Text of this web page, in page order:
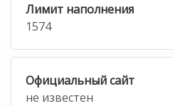
Лимит наполнения
1574
Официальный сайт
не известен